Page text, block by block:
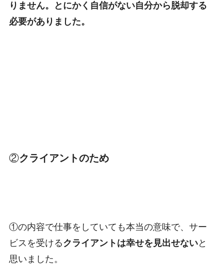
りません。とにかく自信がない自分から脱却する
必要がありました。
②クライアントのため
①の内容で仕事をしていても本当の意味で、サー
ビスを受けるクライアントは幸せを見出せないと
思いました。